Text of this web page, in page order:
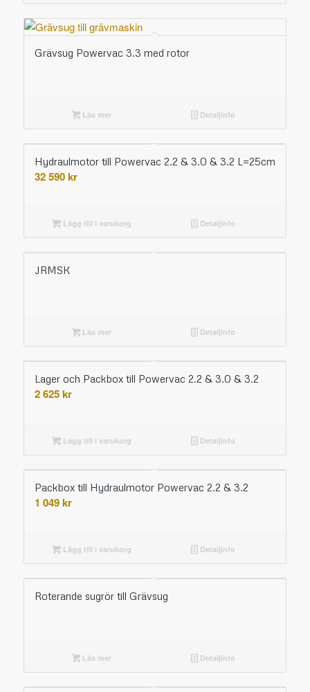
Grävsug Powervac 3.3 med rotor
Läs mer Detaljinfo
Hydraulmotor till Powervac 2.2 & 3.0 & 3.2 L=25cm
32 590kr
Lägg till i varukorg Detaljinfo
JRMSK
Läs mer Detaljinfo
Lager och Packbox till Powervac 2.2 & 3.0 & 3.2
2 625kr
Lägg till i varukorg Detaljinfo
Packbox till Hydraulmotor Powervac 2.2 & 3.2
1 049kr
Lägg till i varukorg Detaljinfo
Roterande sugrör till Grävsug
Läs mer Detaljinfo